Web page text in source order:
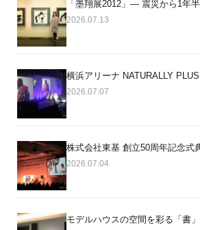
「墨翔展2012」― 震災から1年半
2026.07.13
横浜アリーナ NATURALLY PLUS
2026.07.07
株式会社東基 創立50周年記念式
2026.07.04
モデルハウスの空間を彩る「書」